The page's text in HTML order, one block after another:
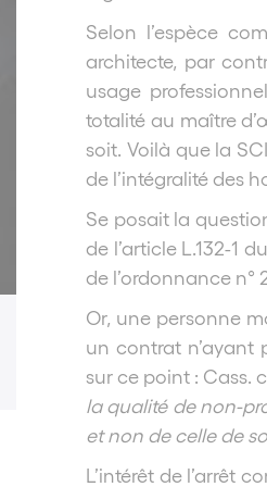
Selon l’espèce
architecte, par
usage
totalité au maître
soit. Voilà que la
de l’intégralité des
Se posait la
de l’article L.132-1
de l’ordonnance n°
Or, une personne
un contrat n’ayant
sur ce point : Cass.
la qualité de non-
et non de celle de
L’intérêt de l’arrêt